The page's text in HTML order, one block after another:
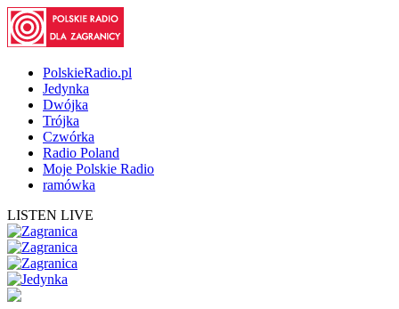
PolskieRadio.pl
Jedynka
Dwójka
Trójka
Czwórka
Radio Poland
Moje Polskie Radio
ramówka
LISTEN LIVE